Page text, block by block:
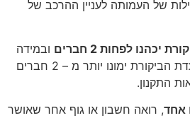
של העמותה לעניין ההרכב של
יכהנו לפחות 2 חברים
ובמידה
ותקנון העמותה קובע כי לוועדת הביקורת ימונו יותר מ – 2 חברים
התקנון.
אחד, רואה חשבון או גוף אחר שאושר